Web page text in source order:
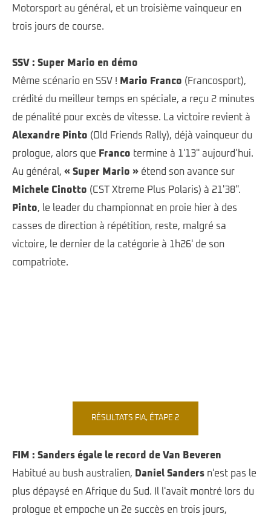
Motorsport au général, et un troisième vainqueur en
trois jours de course.
SSV : Super Mario en démo
Même scénario en SSV ! Mario Franco (Francosport),
crédité du meilleur temps en spéciale, a reçu 2 minutes
de pénalité pour excès de vitesse. La victoire revient à
Alexandre Pinto (Old Friends Rally), déjà vainqueur du
prologue, alors que Franco termine à 1'13'' aujourd’hui.
Au général, « Super Mario » étend son avance sur
Michele Cinotto (CST Xtreme Plus Polaris) à 21'38''.
Pinto, le leader du championnat en proie hier à des
casses de direction à répétition, reste, malgré sa
victoire, le dernier de la catégorie à 1h26' de son
compatriote.
RÉSULTATS FIA, ÉTAPE 2
FIM : Sanders égale le record de Van Beveren
Habitué au bush australien, Daniel Sanders n'est pas le
plus dépaysé en Afrique du Sud. Il l'avait montré lors du
prologue et empoche un 2e succès en trois jours,